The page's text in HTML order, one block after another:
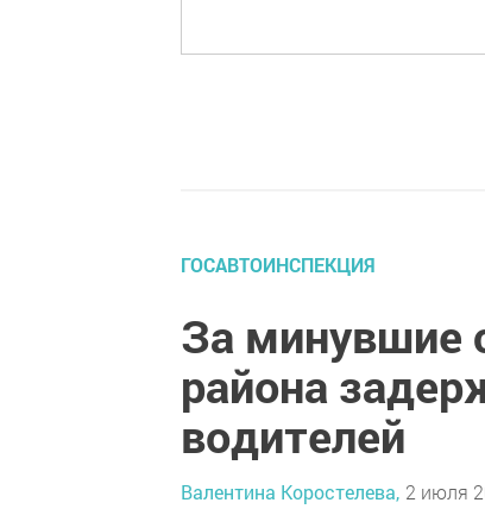
ГОСАВТОИНСПЕКЦИЯ
За минувшие
района
водителей
Валентина Коростелева, 2 июля